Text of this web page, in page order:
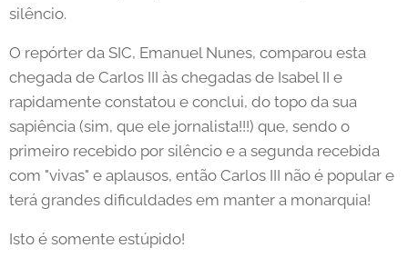
silêncio.
O repórter da SIC, Emanuel Nunes, comparou esta
chegada de Carlos III às chegadas de Isabel II e
rapidamente constatou e conclui, do topo da sua
sapiência (sim, que ele jornalista!!!) que, sendo o
primeiro recebido por silêncio e a segunda recebida
com "vivas" e aplausos, então Carlos III não é popular e
terá grandes dificuldades em manter a monarquia!
Isto é somente estúpido!